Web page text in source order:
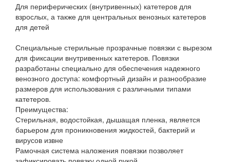
Для периферических (внутривенных) катетеров для
взрослых, а также для центральных венозных катетеров
для детей
Специальные стерильные прозрачные повязки с вырезом
для фиксации внутривенных катетеров. Повязки
разработаны специально для обеспечения надежного
венозного доступа: комфортный дизайн и разнообразие
размеров для использования с различными типами
катетеров.
Преимущества:
Стерильная, водостойкая, дышащая пленка, является
барьером для проникновения жидкостей, бактерий и
вирусов извне
Рамочная система наложения повязки позволяет